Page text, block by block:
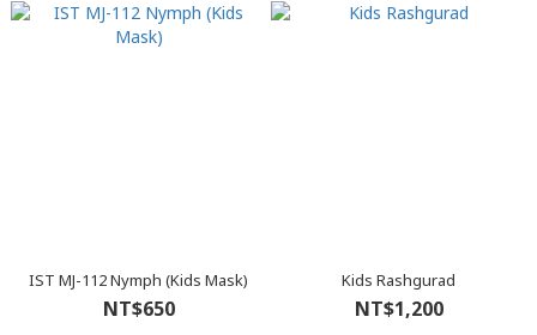
IST MJ-112 Nymph (Kids Mask)
NT$650
Kids Rashgurad
NT$1,200